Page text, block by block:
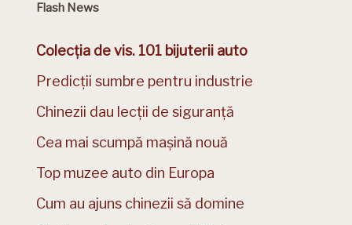
Flash News
Colecția de vis. 101 bijuterii auto
Predicții sumbre pentru industrie
Chinezii dau lecții de siguranță
Cea mai scumpă mașină nouă
Top muzee auto din Europa
Cum au ajuns chinezii să domine